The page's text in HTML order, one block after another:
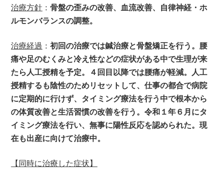
治療方針 ：骨盤の歪みの改善、血流改善、自律神経・ホ
ルモンバランスの調整。
治療経過 ：初回の治療では鍼治療と骨盤矯正を行う。腰
痛や足のむくみと冷え性などの症状がある中で生理が来
たら人工授精を予定。４回目以降では腰痛が軽減。人工
授精するも陰性のためリセットして、仕事の都合で病院
に定期的に行けず、タイミング療法を行う中で根本から
の体質改善と生活習慣の改善を行う。令和１年６月にタ
イミング療法を行い、無事に陽性反応を認められた。現
在も出産に向けて治療中。
【同時に治療した症状】